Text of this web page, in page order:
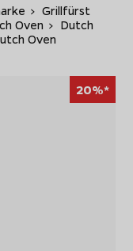
> Grillfürst
Oven > Dutch
Oven
20%*